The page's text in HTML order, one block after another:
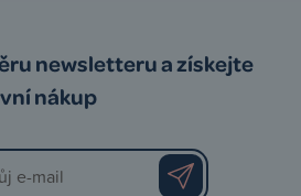
newsletteru a získejte
nákup